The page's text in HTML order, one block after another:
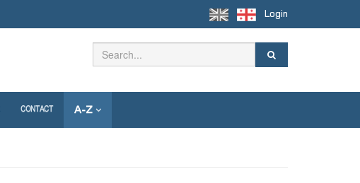
Login
CONTACT A-Z